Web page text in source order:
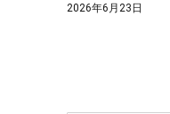
2026年6月23日